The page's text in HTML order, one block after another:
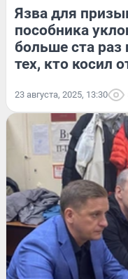
Язва для
пособника
больше ста раз
тех, кто косил
23 августа, 2025, 13:30